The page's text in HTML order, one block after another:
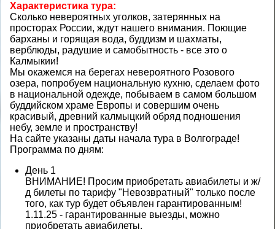
Характеристика тура:
Сколько невероятных уголков, затерянных на
просторах России, ждут нашего внимания. Поющие
барханы и горящая вода, буддизм и шахматы,
верблюды, радушие и самобытность - все это о
Калмыкии!
Мы окажемся на берегах невероятного Розового
озера, попробуем национальную кухню, сделаем фото
в национальной одежде, побываем в самом большом
буддийском храме Европы и совершим очень
красивый, древний калмыцкий обряд подношения
небу, земле и пространству!
На сайте указаны даты начала тура в Волгограде!
Программа по дням:
День 1
ВНИМАНИЕ! Просим приобретать авиабилеты и ж/
д билеты по тарифу "Невозвратный" только после
того, как тур будет объявлен гарантированным!
1.11.25 - гарантированные выезды, можно
приобретать авиабилеты.